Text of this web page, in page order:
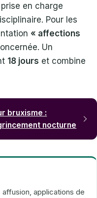
en charge
Pour les
« affections
Un
18 jours et combine
bruxisme :
nocturne
applications de